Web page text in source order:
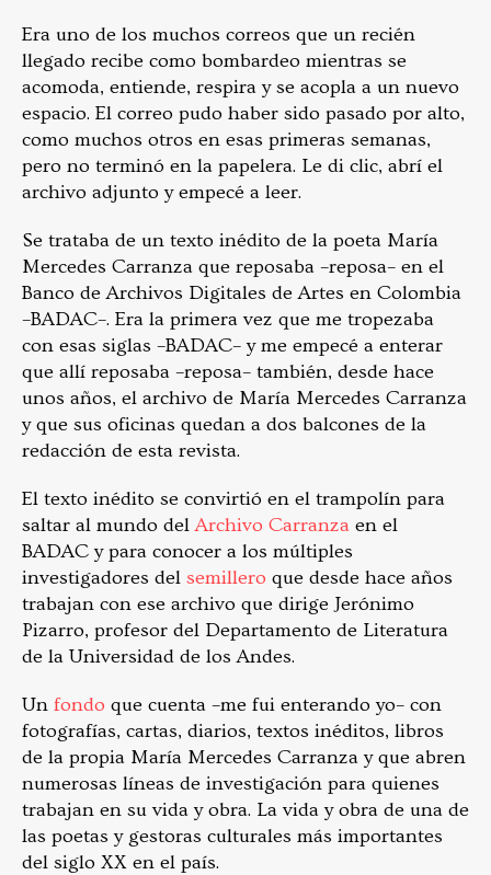
Era uno de los muchos correos que un recién
llegado recibe como bombardeo mientras se
acomoda, entiende, respira y se acopla a un nuevo
espacio. El correo pudo haber sido pasado por alto,
como muchos otros en esas primeras semanas,
pero no terminó en la papelera. Le di clic, abrí el
archivo adjunto y empecé a leer.
Se trataba de un texto inédito de la poeta María
Mercedes Carranza que reposaba –reposa– en el
Banco de Archivos Digitales de Artes en Colombia
–BADAC–. Era la primera vez que me tropezaba
con esas siglas –BADAC– y me empecé a enterar
que allí reposaba –reposa– también, desde hace
unos años, el archivo de María Mercedes Carranza
y que sus oficinas quedan a dos balcones de la
redacción de esta revista.
El texto inédito se convirtió en el trampolín para
saltar al mundo delArchivo Carranza en el
BADAC y para conocer a los múltiples
investigadores del semillero que desde hace años
trabajan con ese archivo que dirige Jerónimo
Pizarro, profesor del Departamento de Literatura
de la Universidad de los Andes.
Un fondo que cuenta –me fui enterando yo– con
fotografías, cartas, diarios, textos inéditos, libros
de la propia María Mercedes Carranza y que abren
numerosas líneas de investigación para quienes
trabajan en su vida y obra. La vida y obra de una de
las poetas y gestoras culturales más importantes
del siglo XX en el país.